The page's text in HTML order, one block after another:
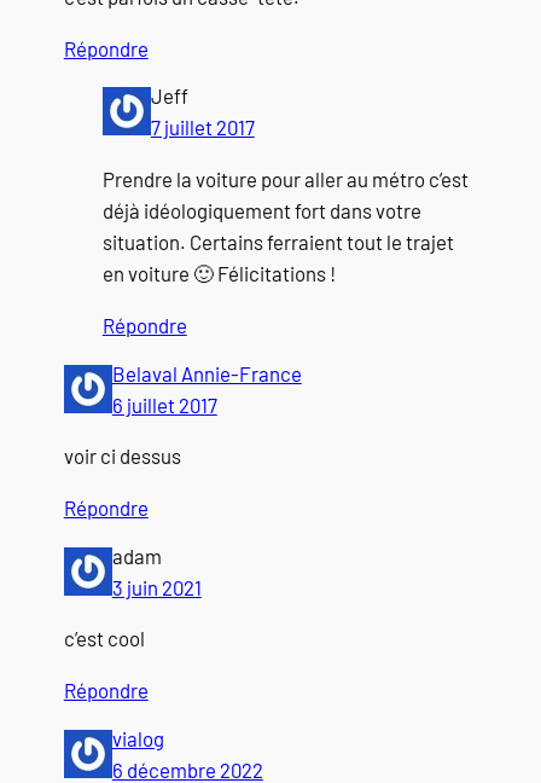
Répondre
Jeff
7 juillet 2017
Prendre la voiture pour aller au métro c’est
déjà idéologiquement fort dans votre
situation. Certains ferraient tout le trajet
en voiture 🙂 Félicitations !
Répondre
Belaval Annie-France
6 juillet 2017
voir ci dessus
Répondre
adam
3 juin 2021
c’est cool
Répondre
vialog
6 décembre 2022